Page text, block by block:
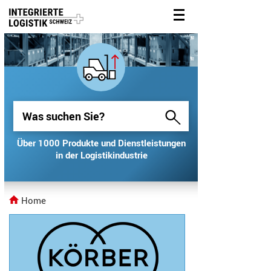
Über 1000 Produkte und Dienstleistungen
in der Logistikindustrie
Über 1000 Produkte und Dienstleistungen
in der Logistikindustrie
Home